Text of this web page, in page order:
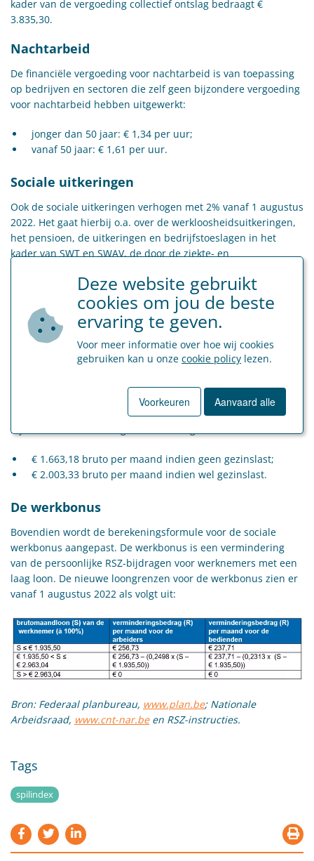
kader van de vergoeding collectief ontslag bedraagt €
3.835,30.
Nachtarbeid
De financiële vergoeding voor nachtarbeid is van toepassing
op bedrijven en sectoren die zelf geen bijzondere vergoeding
voor nachtarbeid hebben uitgewerkt:
jonger dan 50 jaar: € 1,34 per uur;
vanaf 50 jaar: € 1,61 per uur.
Sociale uitkeringen
Ook de sociale uitkeringen verhogen met 2% vanaf 1 augustus
2022. Het gaat hierbij o.a. over de werkloosheidsuitkeringen,
het pensioen, de uitkeringen en bedrijfstoeslagen in het
kader van SWT en SWAV, de door de ziekte- en
vergoedingen voor tijdskrediet en thematisch verlof, de
vergoeding in geval van sluiting van ondernemingen, het
leefloon en de kinderbijslag.
SWT
Het nieuwe maximumbedrag van de werkloosheidsuitkering
bij SWT en SWAV is € 1.548,30 per maand.
De loondrempels in het kader van de RSZ-inhouding van 6,5%
bij SWT en SWAV bedragen vanaf 1 augustus 2022:
€ 1.663,18 bruto per maand indien geen gezinslast;
€ 2.003,33 bruto per maand indien wel gezinslast.
De werkbonus
Bovendien wordt de berekeningsformule voor de sociale
werkbonus aangepast. De werkbonus is een vermindering
van de persoonlijke RSZ-bijdragen voor werknemers met een
laag loon. De nieuwe loongrenzen voor de werkbonus zien er
vanaf 1 augustus 2022 als volgt uit:
Bron: Federaal planbureau, www.plan.be; Nationale
Arbeidsraad, www.cnt-nar.been RSZ-instructies.
Tags
spilindex
Deze website gebruikt
cookies om jou de beste
ervaring te geven.
Voor meer informatie over hoe wij cookies
gebruiken kan u onze cookie policy lezen.
Voorkeuren Aanvaard alle